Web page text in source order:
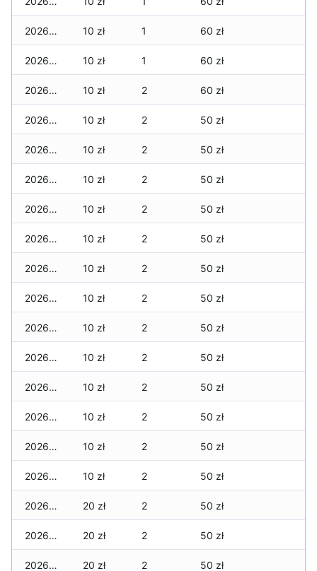
2026-03-03 10 zł 1 60 zł
2026-03-02 10 zł 1 60 zł
2026-03-01 10 zł 2 60 zł
2026-02-27 10 zł 2 50 zł
2026-02-26 10 zł 2 50 zł
2026-02-25 10 zł 2 50 zł
2026-02-24 10 zł 2 50 zł
2026-02-23 10 zł 2 50 zł
2026-02-22 10 zł 2 50 zł
2026-02-21 10 zł 2 50 zł
2026-02-20 10 zł 2 50 zł
2026-02-19 10 zł 2 50 zł
2026-02-18 10 zł 2 50 zł
2026-02-17 10 zł 2 50 zł
2026-02-16 10 zł 2 50 zł
2026-02-15 10 zł 2 50 zł
2026-02-14 20 zł 2 50 zł
2026-02-13 20 zł 2 50 zł
2026-02-12 20 zł 2 50 zł